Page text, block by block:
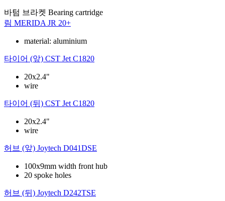
바텀 브라켓 Bearing cartridge
림 MERIDA JR 20+
material: aluminium
타이어 (앞) CST Jet C1820
20x2.4"
wire
타이어 (뒤) CST Jet C1820
20x2.4"
wire
허브 (앞) Joytech D041DSE
100x9mm width front hub
20 spoke holes
허브 (뒤) Joytech D242TSE